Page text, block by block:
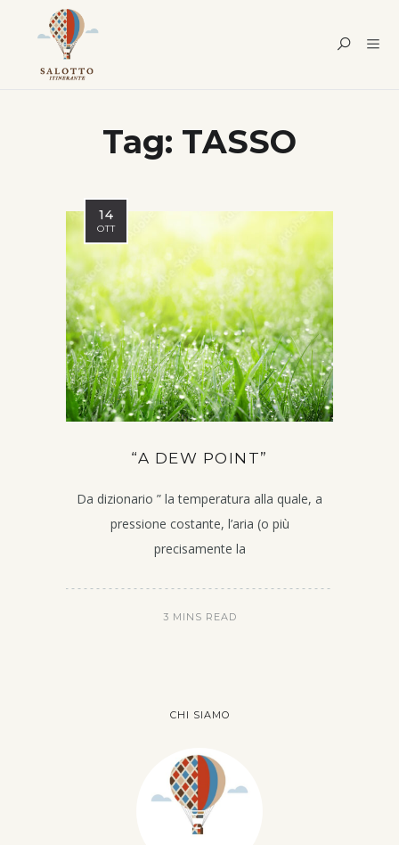
Tag: TASSO
14
OTT
“A DEW POINT”
Da dizionario ” la temperatura alla quale, a
pressione costante, l’aria (o più
precisamente la
3 MINS READ
CHI SIAMO